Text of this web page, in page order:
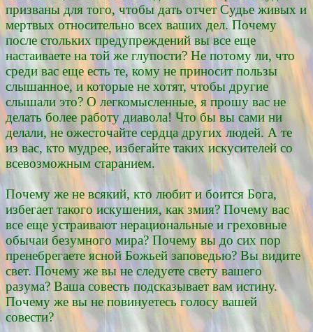
призваны для того, чтобы дать отчет Судье живых и
мертвых относительно всех ваших дел. Почему
после стольких предупреждений вы все еще
настаиваете на той же глупости? Не потому ли, что
среди вас еще есть те, кому не приносит пользы
слышанное, и которые не хотят, чтобы другие
слышали это? О легкомысленные, я прошу вас не
делать более работу диавола! Что бы вы сами ни
делали, не ожесточайте сердца других людей. А те
из вас, кто мудрее, избегайте таких искусителей со
всевозможным старанием.
Почему же не всякий, кто любит и боится Бога,
избегает такого искушения, как змия? Почему вас
все еще устраивают нерациональные и греховные
обычаи безумного мира? Почему вы до сих пор
пренебрегаете ясной Божьей заповедью? Вы видите
свет. Почему же вы не следуете свету вашего
разума? Ваша совесть подсказывает вам истину.
Почему же вы не повинуетесь голосу вашей
совести?